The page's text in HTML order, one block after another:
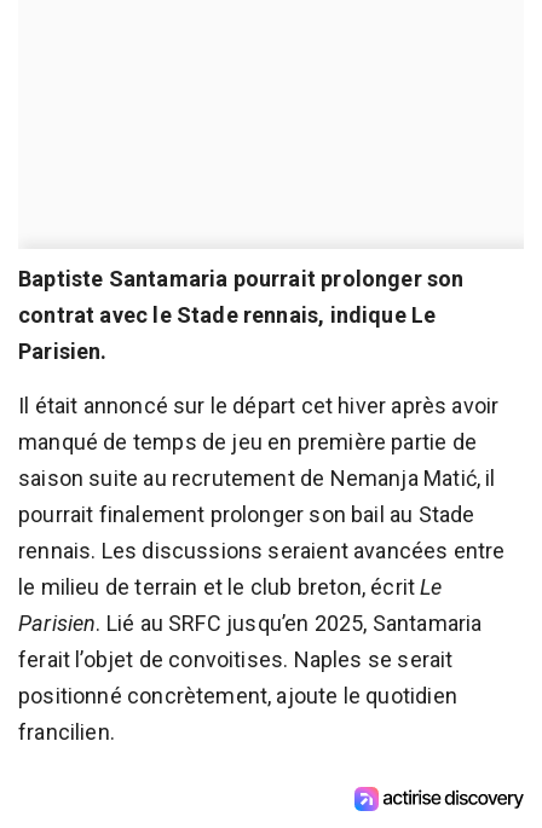
Baptiste Santamaria pourrait prolonger son
contrat avec le Stade rennais, indique Le
Parisien.
Il était annoncé sur le départ cet hiver après avoir
manqué de temps de jeu en première partie de
saison suite au recrutement de Nemanja Matić, il
pourrait finalement prolonger son bail au Stade
rennais. Les discussions seraient avancées entre
le milieu de terrain et le club breton, écritLe
Parisien. Lié au SRFC jusqu’en 2025, Santamaria
ferait l’objet de convoitises. Naples se serait
positionné concrètement, ajoute le quotidien
francilien.